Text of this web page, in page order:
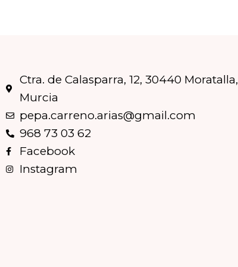
Ctra. de Calasparra, 12, 30440 Moratalla,
Murcia
pepa.carreno.arias@gmail.com
968 73 03 62
Facebook
Instagram